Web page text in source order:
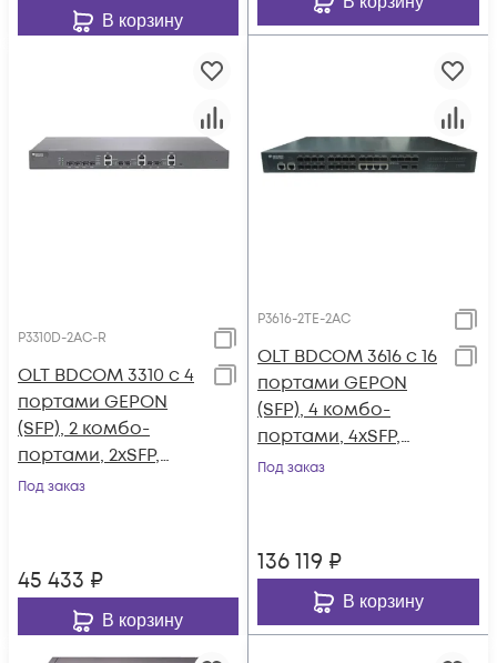
В корзину
P3310D-2AC-R
OLT BDCOM 3310 с 4
портами GEPON
(SFP), 2 комбо-
портами, 2хSFP,
2хRJ-45, 2 БП АC,
Под заказ
45 433 ₽
В корзину
P3616-2TE-2AC
OLT BDCOM 3616 с 16
портами GEPON
(SFP), 4 комбо-
портами, 4хSFP,
2xSFP+, 2 БП АC
Под заказ
136 119 ₽
В корзину